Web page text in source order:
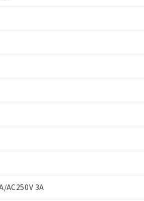
AC250V 3A
RoHS指令（10物質）の非含有に対応した